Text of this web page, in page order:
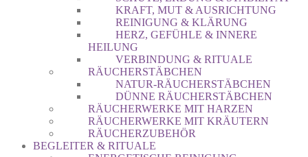
KRAFT, MUT & AUSRICHTUNG
REINIGUNG & KLÄRUNG
HERZ, GEFÜHLE & INNERE
HEILUNG
VERBINDUNG & RITUALE
RÄUCHERSTÄBCHEN
NATUR-RÄUCHERSTÄBCHEN
DÜNNE RÄUCHERSTÄBCHEN
RÄUCHERWERKE MIT HARZEN
RÄUCHERWERKE MIT KRÄUTERN
RÄUCHERZUBEHÖR
BEGLEITER & RITUALE